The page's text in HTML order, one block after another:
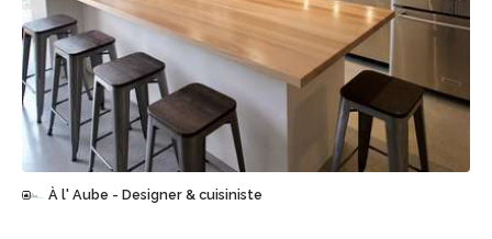
Sauvegarder
À l' Aube - Designer & cuisiniste